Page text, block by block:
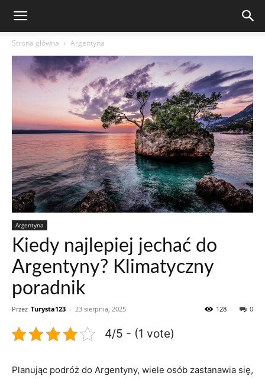
Strona główna Argentyna
Argentyna
Kiedy najlepiej jechać do
Argentyny? Klimatyczny
poradnik
Przez Turysta123 - 23 sierpnia, 2025 0
128
4/5 - (1 vote)
Planując podróż do Argentyny, wiele osób zastanawia się,